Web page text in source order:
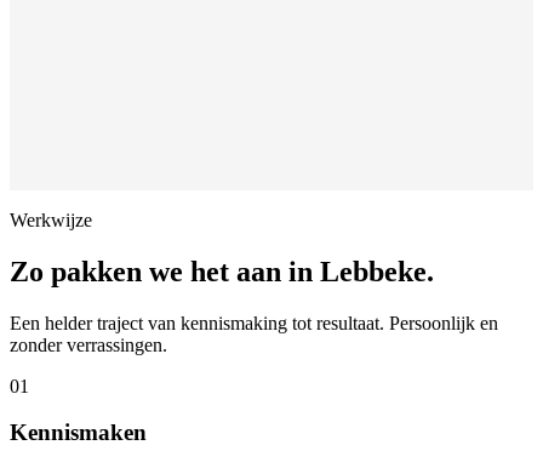
Werkwijze
Zo pakken we het aan in Lebbeke.
Een helder traject van kennismaking tot resultaat. Persoonlijk en
zonder verrassingen.
01
Kennismaken